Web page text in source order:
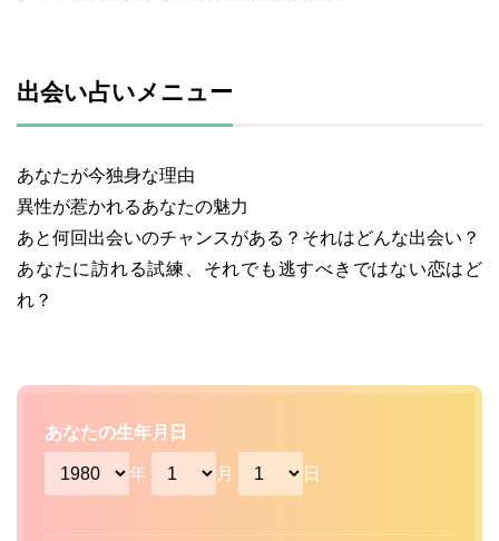
出会い占いメニュー
あなたが今独身な理由
異性が惹かれるあなたの魅力
あと何回出会いのチャンスがある？それはどんな出会い？
あなたに訪れる試練、それでも逃すべきではない恋はど
れ？
あなたの生年月日
年 月 日